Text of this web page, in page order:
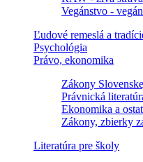
Vegánstvo -
Ľudové remeslá a
Psychológia
Právo, ekonomika
Zákony
Právnická
Ekonomika a
Zákony, zbierky
Literatúra pre školy